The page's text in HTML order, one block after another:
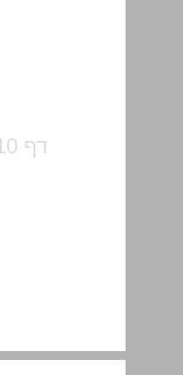
מפת ירושלים ואתריה בתקופה הביזאנטית ... 12